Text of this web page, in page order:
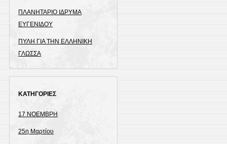
ΠΛΑΝΗΤΑΡΙΟ ΙΔΡΥΜΑ
ΕΥΓΕΝΙΔΟΥ
ΠΥΛΗ ΓΙΑ ΤΗΝ ΕΛΛΗΝΙΚΗ
ΓΛΩΣΣΑ
ΚΑΤΗΓΟΡΙΕΣ
17 ΝΟΕΜΒΡΗ
25η Μαρτίου